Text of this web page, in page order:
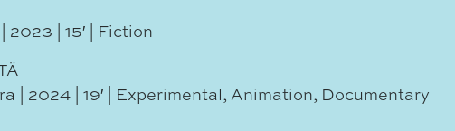
| 15′ | Fiction
| 2024 | 19′ | Experimental, Animation, Documentary